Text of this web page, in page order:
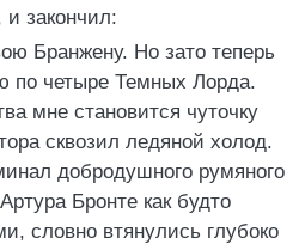
закончил:
Бранжену. Но зато теперь
по четыре Темных Лорда.
мне становится чуточку
сквозил ледяной холод.
добродушного румяного
Бронте как будто
словно втянулись глубоко